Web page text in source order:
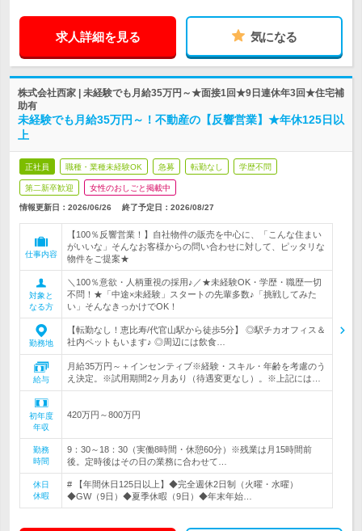
求人詳細を見る 気になる
株式会社西家 | 未経験でも月給35万円～★面接1回★9日連休年3回★住宅補
助有
未経験でも月給35万円～！不動産の【反響営業】★年休125日以
上
正社員 職種・業種未経験OK 急募 転勤なし 学歴不問
第二新卒歓迎 女性のおしごと掲載中
情報更新日：2026/06/26 終了予定日： 2026/08/27
仕事内容
【100％反響営業！】自社物件の販売を中心に、「こんな住まい
がいいな」そんなお客様からの問い合わせに対して、ピッタリな
物件をご提案★
対象と
なる方
＼100％意欲・人柄重視の採用♪／★未経験OK・学歴・職歴一切
不問！★「中途×未経験」スタートの先輩多数♪「挑戦してみた
い」そんなきっかけでOK！
勤務地
【転勤なし！恵比寿/代官山駅から徒歩5分】 ◎駅チカオフィス＆
社内ペットもいます♪ ◎周辺には飲食…
給与
月給35万円～＋インセンティブ※経験・スキル・年齢を考慮のう
え決定。※試用期間2ヶ月あり（待遇変更なし）。※上記には…
初年度
年収
420万円～800万円
勤務
時間
9：30～18：30（実働8時間・休憩60分）※残業は月15時間前
後。定時後はその日の業務に合わせて…
休日
休暇
# 【年間休日125日以上】◆完全週休2日制（火曜・水曜）
◆GW（9日）◆夏季休暇（9日）◆年末年始…